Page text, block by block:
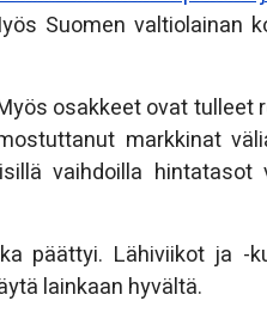
Suomen valtiolainan
osakkeet ovat tulleet
markkinat
vaihdoilla hintatasot
päättyi. Lähiviikot ja -
lainkaan hyvältä.